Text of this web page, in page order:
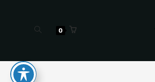
0
Toggle
search